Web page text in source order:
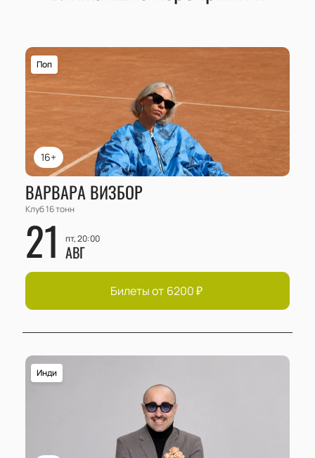
Сегодня Тим Аминов – сформировавшийся
любителям электронной музыки.
16+
Поп
ВАРВАРА ВИЗБОР
Клуб 16 тонн
21 пт, 20:00
АВГ
Билеты от 6200₽
Инди